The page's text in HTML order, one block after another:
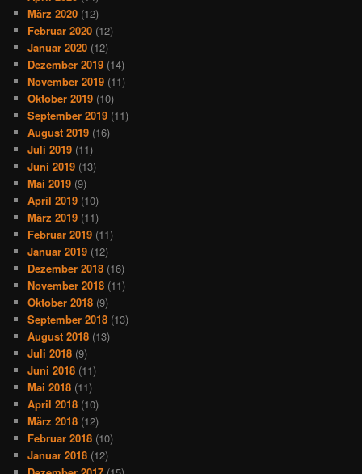
März 2020 (12)
Februar 2020 (12)
Januar 2020 (12)
Dezember 2019 (14)
November 2019 (11)
Oktober 2019 (10)
September 2019 (11)
August 2019 (16)
Juli 2019 (11)
Juni 2019 (13)
Mai 2019 (9)
April 2019 (10)
März 2019 (11)
Februar 2019 (11)
Januar 2019 (12)
Dezember 2018 (16)
November 2018 (11)
Oktober 2018 (9)
September 2018 (13)
August 2018 (13)
Juli 2018 (9)
Juni 2018 (11)
Mai 2018 (11)
April 2018 (10)
März 2018 (12)
Februar 2018 (10)
Januar 2018 (12)